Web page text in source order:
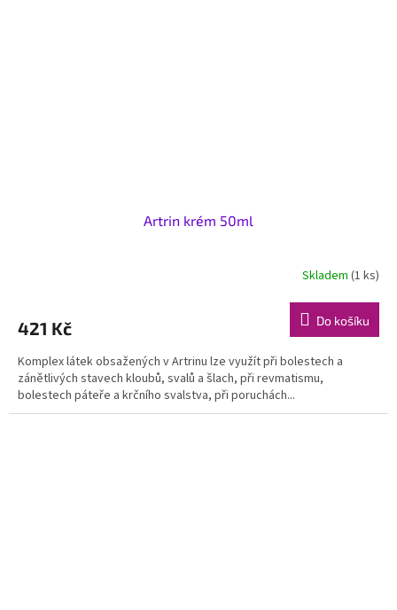
Artrin krém 50ml
Skladem (1 ks)
421 Kč Do košíku
Komplex látek obsažených v Artrinu lze využít při bolestech a
zánětlivých stavech kloubů, svalů a šlach, při revmatismu,
bolestech páteře a krčního svalstva, při poruchách...